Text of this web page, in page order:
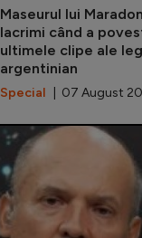
Maseurul lui
lacrimi când a
ultimele clipe ale
argentinian
Special | 07 August